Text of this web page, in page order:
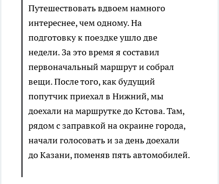
Путешествовать вдвоем намного
интереснее, чем одному. На
подготовку к поездке ушло две
недели. За это время я составил
первоначальный маршрут и собрал
вещи. После того, как будущий
попутчик приехал в Нижний, мы
доехали на маршрутке до Кстова. Там,
рядом с заправкой на окраине города,
начали голосовать и за день доехали
до Казани, поменяв пять автомобилей.